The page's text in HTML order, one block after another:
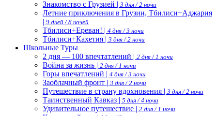
Знакомство с Грузией | 3 дня / 2 ночи
Летние приключения в Грузии, Тбилиси+Аджария
| 9 дней / 8 ночей
Тбилиси+Ереван! | 4 дня / 3 ночи
Тбилиси+Кахетия | 3 дня / 2 ночи
Школьные Туры
2 дня — 100 впечтатлений | 2 дня / 1 ночи
Война за жизнь | 2 дня / 1 ночи
Горы впечатлений | 4 дня / 3 ночи
Заоблачный фронт | 3 дня / 2 ночи
Путешествие в страну вдохновения | 3 дня / 2 ночи
Таинственный Кавказ | 5 дня / 4 ночи
Удивительное путешествие | 2 дня / 1 ночи